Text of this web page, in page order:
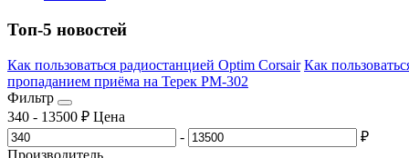
Топ-5 новостей
Как пользоваться радиостанцией Optim Corsair Как
пропаданием приёма на Терек РМ-302
Фильтр
340 - 13500 ₽ Цена
-
₽
Производитель